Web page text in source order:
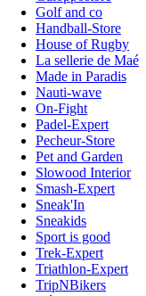
Golf and co
Handball-Store
House of Rugby
La sellerie de Maé
Made in Paradis
Nauti-wave
On-Fight
Padel-Expert
Pecheur-Store
Pet and Garden
Slowood Interior
Smash-Expert
Sneak'In
Sneakids
Sport is good
Trek-Expert
Triathlon-Expert
TripNBikers